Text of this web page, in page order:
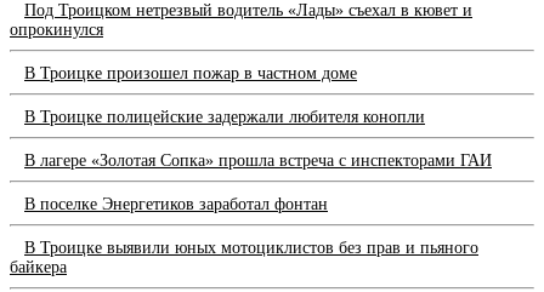
Под Троицком нетрезвый водитель «Лады» съехал в кювет и
опрокинулся
В Троицке произошел пожар в частном доме
В Троицке полицейские задержали любителя конопли
В лагере «Золотая Сопка» прошла встреча с инспекторами ГАИ
В поселке Энергетиков заработал фонтан
В Троицке выявили юных мотоциклистов без прав и пьяного
байкера